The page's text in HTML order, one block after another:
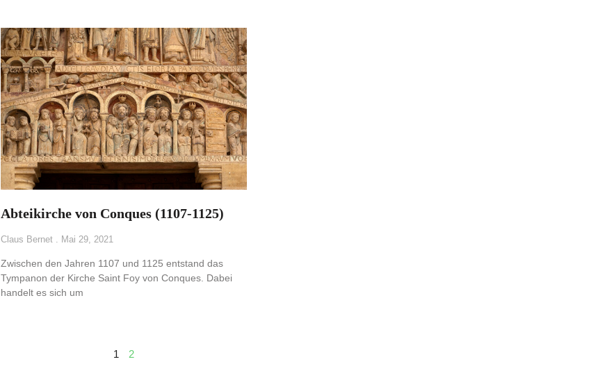
Abteikirche von Conques (1107-1125)
Claus Bernet Mai 29, 2021
Zwischen den Jahren 1107 und 1125 entstand das
Tympanon der Kirche Saint Foy von Conques. Dabei
handelt es sich um
1 2